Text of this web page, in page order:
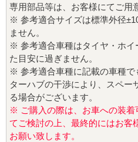
専用部品等は、お客様にてご用
※ 参考適合サイズは標準外径
ません。
※ 参考適合車種はタイヤ・ホイ
た目安に過ぎません。
※ 参考適合車種に記載の車種で
ターハブの干渉により、スペー
る場合がございます。
※ ご購入の際は、お車への装着
てご検討の上、最終的にはお客
お願い致します。